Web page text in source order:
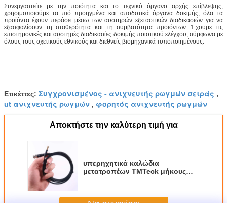
Συνεργαστείτε με την ποιότητα και το τεχνικό όργανο αρχής επίβλεψης,
χρησιμοποιούμε τα πιό προηγμένα και αποδοτικά όργανα δοκιμής, όλα τα
προϊόντα έχουν περάσει μέσω των αυστηρών εξεταστικών διαδικασιών για να
εξασφαλίσουν τη σταθερότητα και τη συμβατότητα προϊόντων. Έχουμε τις
επιστημονικές και αυστηρές διαδικασίες δοκιμής ποιοτικού ελέγχου, σύμφωνα με
όλους τους σχετικούς εθνικούς και διεθνείς βιομηχανικά τυποποιημένους.
Ετικέττες: Συγχρονισμένος - ανιχνευτής ρωγμών σειράς ,
ut ανιχνευτής ρωγμών , φορητός ανιχνευτής ρωγμών
Αποκτήστε την καλύτερη τιμή για
υπερηχητικά καλώδια
μετατροπέων TMTeck μήκους